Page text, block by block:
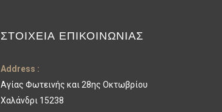
ΣΤΟΙΧΕΊΑ ΕΠΙΚΟΙΝΩΝΊΑΣ
Address :
Αγίας Φωτεινής και 28ης Οκτωβρίου
Χαλάνδρι 15238